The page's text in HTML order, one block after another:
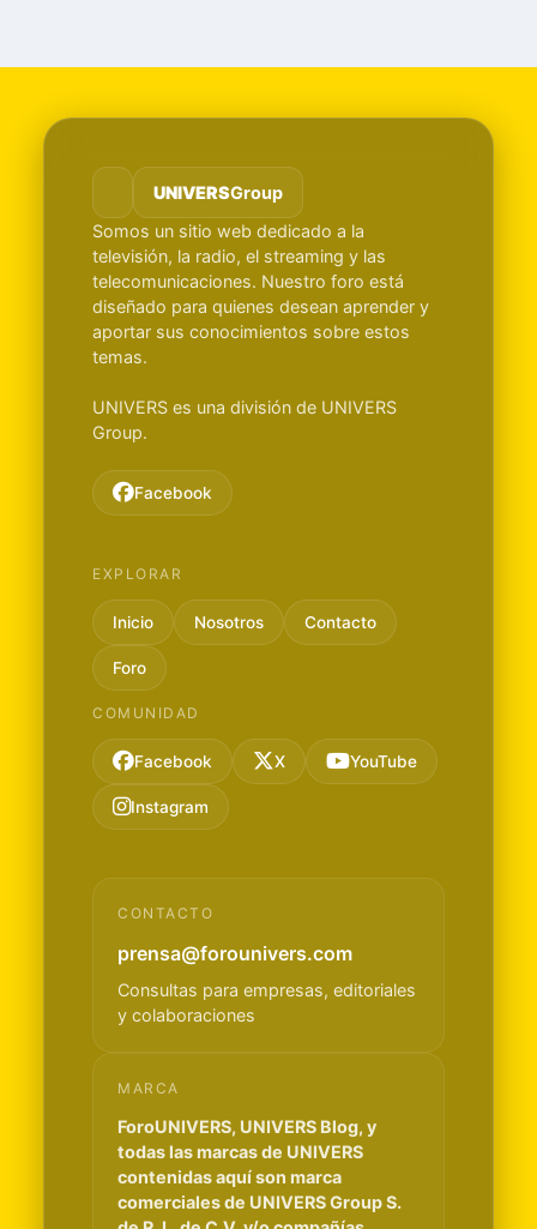
UNIVERSGroup
Somos un sitio web dedicado a la
televisión, la radio, el streaming y las
telecomunicaciones. Nuestro foro está
diseñado para quienes desean aprender y
aportar sus conocimientos sobre estos
temas.
UNIVERS es una división de UNIVERS
Group.
Facebook
EXPLORAR
Inicio Nosotros Contacto
Foro
COMUNIDAD
Facebook X YouTube
Instagram
CONTACTO
prensa@forounivers.com
Consultas para empresas, editoriales
y colaboraciones
MARCA
ForoUNIVERS, UNIVERS Blog, y
todas las marcas de UNIVERS
contenidas aquí son marca
comerciales de UNIVERS Group S.